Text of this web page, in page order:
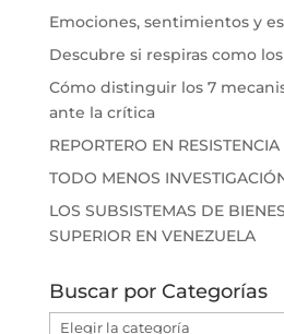
Emociones, sentimientos y
Descubre si respiras como
Cómo distinguir los 7
ante la crítica
REPORTERO EN RESISTENCIA
TODO MENOS
LOS SUBSISTEMAS DE
SUPERIOR EN VENEZUELA
Buscar por Categorías
Buscar